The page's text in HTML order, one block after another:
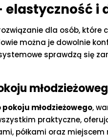
elastyczność i
dla osób,
można je dowolnie
sprawdzą się
młodzieżowego,
praktyczne,
półkami oraz